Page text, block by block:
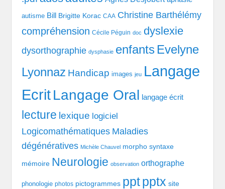
autisme Bill Brigitte Korac CAA Christine Barthélémy
compréhension Cécile Péguin doc dyslexie
dysorthographie dysphasie enfants Evelyne
Lyonnaz Handicap images jeu Langage
EcritLangage Oral langage écrit
lecture lexique logiciel
Logicomathématiques Maladies
dégénératives Michèle Chauvel morpho syntaxe
mémoire Neurologie observation orthographe
phonologie photos pictogrammes pptpptx site